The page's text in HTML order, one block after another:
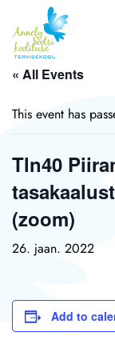
« All Events
This event has
Tln40
(zoom)
26. jaan. 2022
Add to